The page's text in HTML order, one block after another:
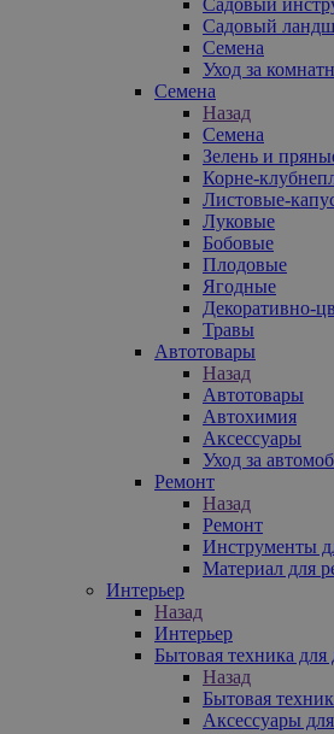
Садовый
Семена
Уход за
Семена
Назад
Семена
Зелень и
Корне-
Листовые-
Луковые
Бобовые
Плодовые
Ягодные
Декоративно-
Травы
Автотовары
Назад
Автотовары
Автохимия
Аксессуары
Уход за
Ремонт
Назад
Ремонт
Инструменты
Материал для
Интерьер
Назад
Интерьер
Бытовая техника для
Назад
Бытовая
Аксессуары